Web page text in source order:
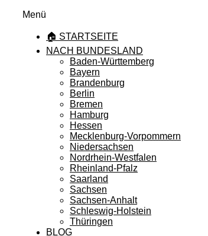
Menü
🏠 STARTSEITE
NACH BUNDESLAND
Baden-Württemberg
Bayern
Brandenburg
Berlin
Bremen
Hamburg
Hessen
Mecklenburg-Vorpommern
Niedersachsen
Nordrhein-Westfalen
Rheinland-Pfalz
Saarland
Sachsen
Sachsen-Anhalt
Schleswig-Holstein
Thüringen
BLOG